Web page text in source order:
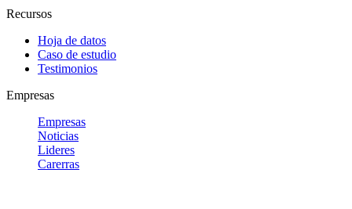
Recursos
Hoja de datos
Caso de estudio
Testimonios
Empresas
Empresas
Noticias
Lideres
Carerras